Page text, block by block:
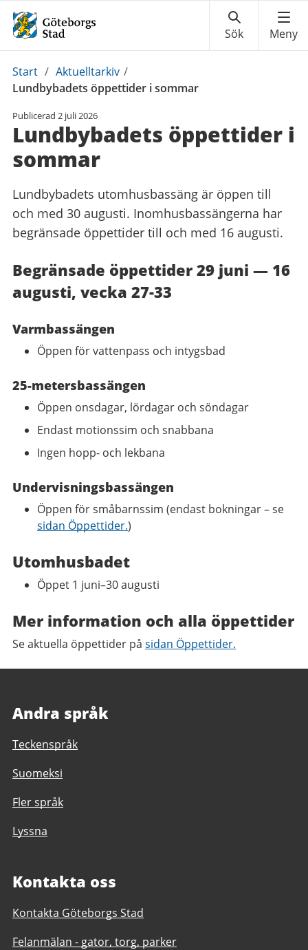
Du
är
Start / Aktuelltarkiv /
Lundbybadets öppettider i sommar
Publicerad 2 juli 2026
Lundbybadets öppettider i
sommar
Lundbybadets utomhusbassäng är öppen till
och med 30 augusti. Inomhusbassängerna har
begränsade öppettider till och med 16 augusti.
Begränsade öppettider 29 juni — 16
augusti, vecka 27-33
Varmbassängen
Öppen för vattenpass och intygsbad
25-metersbassängen
Öppen onsdagar, lördagar och söndagar
Endast motionssim och snabbana
Ingen hopp- och lekbana
Undervisningsbassängen
Öppen för småbarnssim (endast bokningar – se
sidan Öppettider.)
Utomhusbadet
Öppet 1 juni–30 augusti
Mer information och alla öppettider
Se aktuella öppettider på sidan Öppettider.
Andra språk
Teckenspråk
Suomeksi
Fler språk
Lyssna
Kontakta oss
Kontakta Göteborgs Stad
Felanmälan - gator, torg, parker